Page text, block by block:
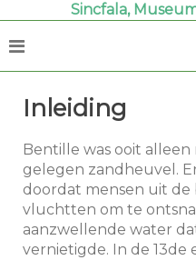
Sincfala,
Inleiding
Bentille was ooit
gelegen zandheuvel.
doordat mensen uit
vluchtten om te
aanzwellende water
vernietigde. In de